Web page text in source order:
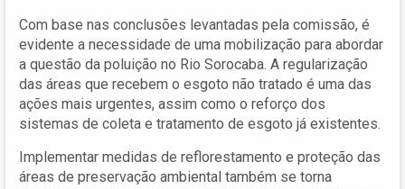
Com base nas conclusões levantadas pela comissão, é
evidente a necessidade de uma mobilização para abordar
a questão da poluição no Rio Sorocaba. A regularização
das áreas que recebem o esgoto não tratado é uma das
ações mais urgentes, assim como o reforço dos
sistemas de coleta e tratamento de esgoto já existentes.
Implementar medidas de reflorestamento e proteção das
áreas de preservação ambiental também se torna